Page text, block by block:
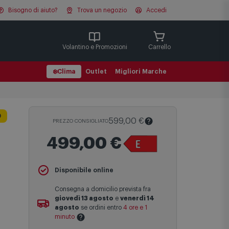
Bisogno di aiuto? Trova un negozio Accedi
Volantino e Promozioni Carrello
❄️Clima Outlet Migliori Marche
PREZZO CONSIGLIATO599,00 €
499,00 €
Il Prezzo Consigliato
vendita suggerito al pubblico dal
produttore e viene mostrato al fine di
fornire un confronto con il prezzo finale
di vendita anche in assenza di sconti.
Maggiori informazioni
Disponibile online
Consegna a domicilio prevista fra
giovedì 13 agosto e venerdì 14
agosto se ordini entro 4 ore e 1
minuto